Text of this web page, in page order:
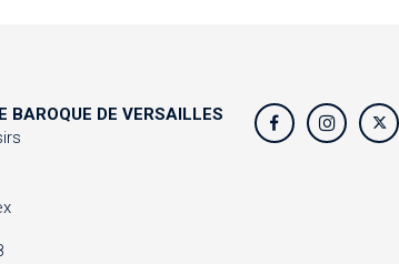
BAROQUE DE VERSAILLES